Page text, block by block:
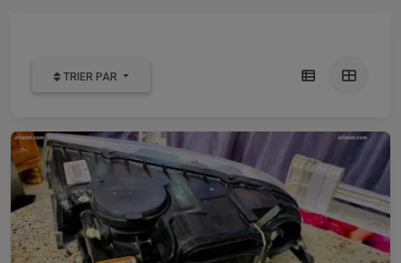
TRIER PAR